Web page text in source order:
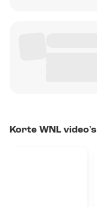
Korte WNL video's